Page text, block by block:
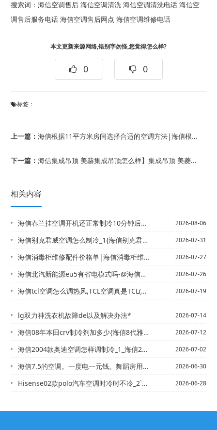
搜索词：海信空调售后 海信空调清洗 海信空调清洗电话 海信空
调售后服务电话 海信空调售后网点 海信空调维修电话
本文更新来源网络,错别字勿怪,您觉得怎么样?
0 0
标签：
上一篇：海信根据11平方米房间选择合适的空调方法|海信根据材料选择了解厨房卫生间吊顶价格
下一篇：海信集成吊顶 美赫集成吊顶怎么样】集成吊顶 美菱集成吊顶怎么样
相关内容
海信春兰挂空调开机还正常制冷10分钟后空调不出风了,但风口有点点微微的冷风,是电... 2026-08-06
海信别克君威空调怎么制冷_1{海信别克君威自动空调开关的制冷和制热是什么标志_4 2026-07-31
海信消毒柜维修配件价格单|海信消毒柜维修配件价格单图片2027最新标准 2026-07-27
海信北汽新能源eu5有省电模式吗-@海信奔奔mini空调散热不好制冷不佳怎么解决 2026-07-26
海信tcl空调怎么调热风,TCL空调真是TCL(太差了)_1 2026-07-19
lg双力神洗衣机故障de以及解决办法* 2026-07-14
海信08年本田crv制冷剂加多少{海信8代雅阁空调怎么调冷热风 2026-07-12
海信2004款奥迪空调怎样调制冷_1_海信2004年出产的宝来车怎么制冷没有ac... 2026-07-02
海信7.5的空调。一度电一元钱。舞蹈房用。）7代雅阁空调一边不制冷是什么原因 2026-06-30
Hisense02款polo汽车空调时冷时不冷_2`Hisense02款奔驰s5... 2026-06-28